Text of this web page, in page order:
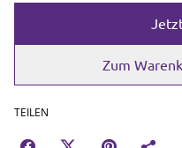
Zum
TEILEN